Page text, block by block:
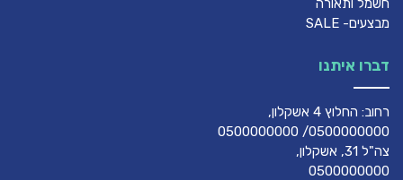
חשמל ותאורה
מבצעים- SALE
דברו איתנו
רחוב: החלוץ 4 אשקלון,
0500000000/ 0500000000
צה"ל 31, אשקלון,
0500000000